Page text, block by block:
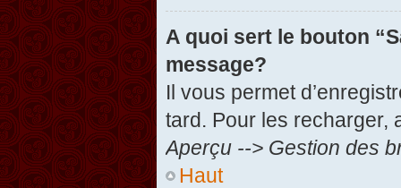
A quoi sert le bouton
message?
Il vous permet
tard. Pour les recharger,
Aperçu --> Gestion des
Haut